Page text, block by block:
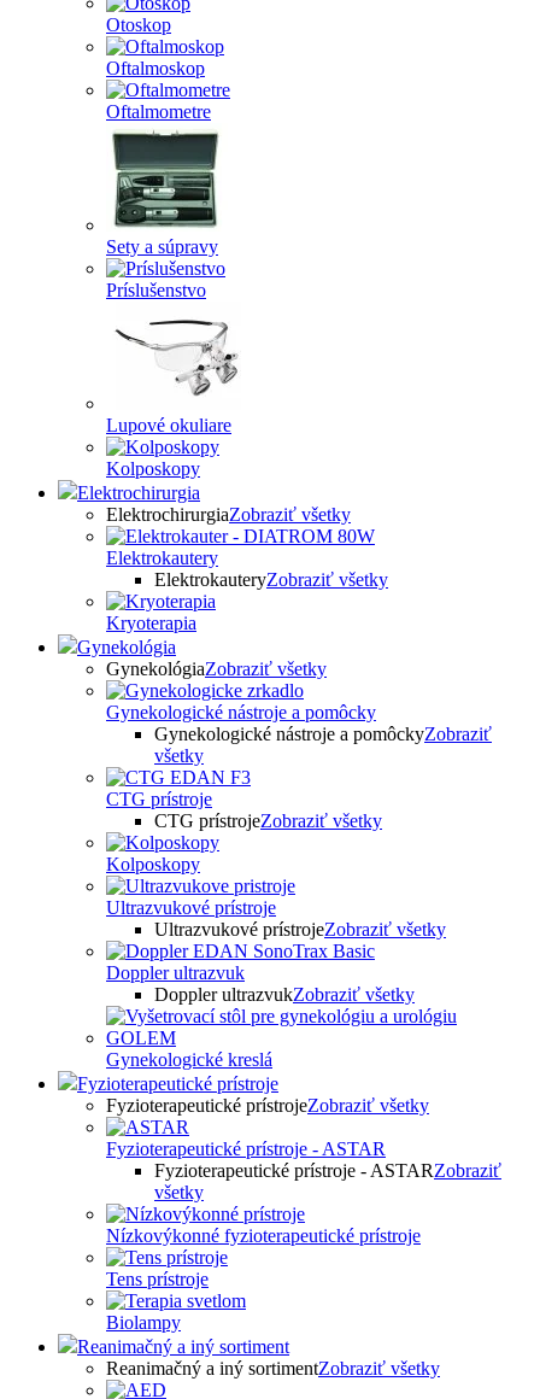
Otoskop
Oftalmoskop
Oftalmometre
Sety a súpravy
Príslušenstvo
Lupové okuliare
Kolposkopy
Elektrochirurgia
ElektrochirurgiaZobraziť všetky
Elektrokautery
ElektrokauteryZobraziť všetky
Kryoterapia
Gynekológia
GynekológiaZobraziť všetky
Gynekologické nástroje a pomôcky
Gynekologické nástroje a pomôckyZobraziť
všetky
CTG prístroje
CTG prístrojeZobraziť všetky
Kolposkopy
Ultrazvukové prístroje
Ultrazvukové prístrojeZobraziť všetky
Doppler ultrazvuk
Doppler ultrazvukZobraziť všetky
Gynekologické kreslá
Fyzioterapeutické prístroje
Fyzioterapeutické prístrojeZobraziť všetky
Fyzioterapeutické prístroje - ASTAR
Fyzioterapeutické prístroje - ASTARZobraziť
všetky
Nízkovýkonné fyzioterapeutické prístroje
Tens prístroje
Biolampy
Reanimačný a iný sortiment
Reanimačný a iný sortimentZobraziť všetky